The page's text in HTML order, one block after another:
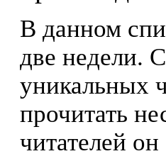
В данном
две недели.
уникальных
прочитать
читателей